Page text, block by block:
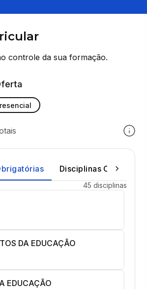
controle da sua formação.
Disciplinas Optativas
45 disciplinas
DA EDUCAÇÃO
EDUCAÇÃO